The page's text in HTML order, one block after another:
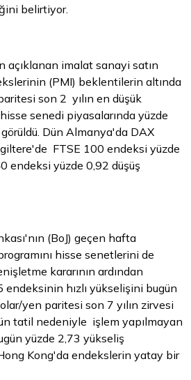
belirtiyor.
açıklanan imalat sanayi satın
(PMI) beklentilerin altında
son 2 yılın en düşük
senedi piyasalarında yüzde
Dün Almanya'da DAX
FTSE 100 endeksi yüzde
endeksi yüzde 0,92 düşüş
(BoJ) geçen hafta
hisse senetlerini de
kararının ardından
hızlı yükselişini bugün
yen paritesi son 7 yılın zirvesi
tatil nedeniyle işlem yapılmayan
yüzde 2,73 yükseliş
Kong'da endekslerin yatay bir